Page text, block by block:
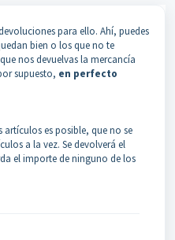
para ello. Ahí, puedes
bien o los que no te
nos devuelvas la mercancía
supuesto, en perfecto
es posible, que no se
a la vez. Se devolverá el
el importe de ninguno de los